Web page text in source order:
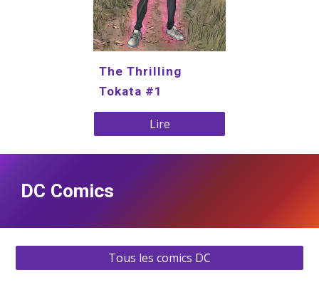
The Thrilling
Tokata #1
Lire
DC Comics
Tous les comics DC